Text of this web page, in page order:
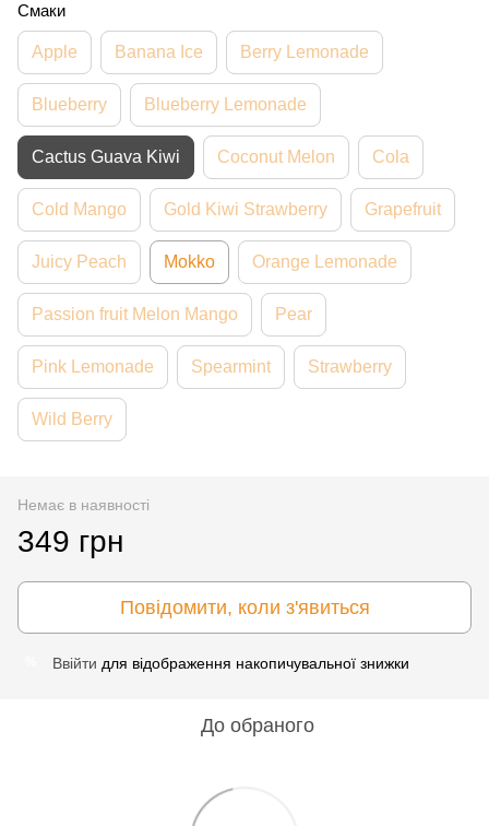
Смаки
Apple Banana Ice Berry Lemonade
Blueberry Blueberry Lemonade
Cactus Guava Kiwi Coconut Melon Cola
Cold Mango Gold Kiwi Strawberry Grapefruit
Juicy Peach Mokko Orange Lemonade
Passion fruit Melon Mango Pear
Pink Lemonade Spearmint Strawberry
Wild Berry
Немає в наявності
349 грн
Повідомити, коли з'явиться
Ввійти для відображення накопичувальної знижки
До обраного